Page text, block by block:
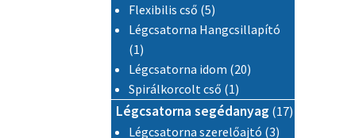
Flexibilis cső 55 termék
Légcsatorna Hangcsillapító
11 termék
Légcsatorna idom 2020 termék
Spirálkorcolt cső 11 termék
Légcsatorna segédanyag 1717 termék
Légcsatorna szerelőajtó 33 termék